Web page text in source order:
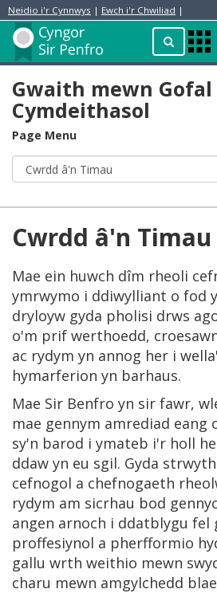
Neidio i'r Cynnwys | Ewch i'r Chwiliad |
ChwilioApps
Gwaith mewn Gofal
Cymdeithasol
Page Menu
Cwrdd â'n Timau
Mae ein huwch dîm rheoli
ymrwymo i ddiwylliant o fod
dryloyw gyda pholisi drws
o'm prif werthoedd,
ac rydym yn annog her i
hymarferion yn barhaus.
Mae Sir Benfro yn sir fawr,
mae gennym amrediad eang
sy'n barod i ymateb i'r holl
ddaw yn eu sgil. Gyda
cefnogol a chefnogaeth
rydym am sicrhau bod
angen arnoch i ddatblygu fel
proffesiynol a pherfformio
gallu wrth weithio mewn
charu mewn amgylchedd